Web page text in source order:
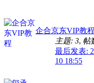
企合京东VIP教程
主题: 3, 帖
最后发表:
10 18:55